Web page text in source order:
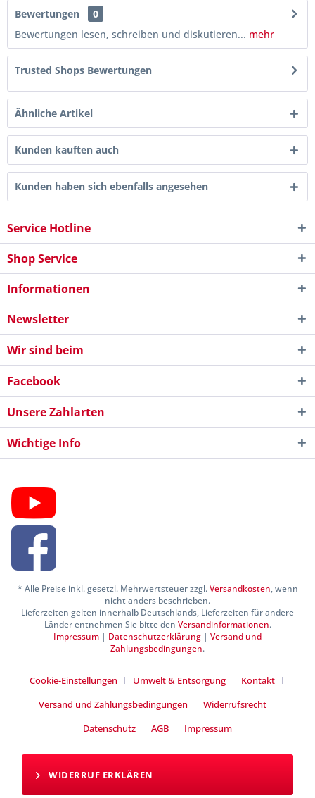
Bewertungen
0
Bewertungen lesen, schreiben und diskutieren... mehr
Trusted Shops Bewertungen
Ähnliche Artikel
Kunden kauften auch
Kunden haben sich ebenfalls angesehen
Service Hotline
Shop Service
Informationen
Newsletter
Wir sind beim
Facebook
Unsere Zahlarten
Wichtige Info
* Alle Preise inkl. gesetzl. Mehrwertsteuer zzgl.Versandkosten, wenn
nicht anders beschrieben.
Lieferzeiten gelten innerhalb Deutschlands, Lieferzeiten für andere
Länder entnehmen Sie bitte den Versandinformationen.
Impressum | Datenschutzerklärung | Versand und
Zahlungsbedingungen.
Cookie-Einstellungen Umwelt & Entsorgung
Kontakt
Versand und Zahlungsbedingungen
Widerrufsrecht
Datenschutz
AGB Impressum
WIDERRUF ERKLÄREN